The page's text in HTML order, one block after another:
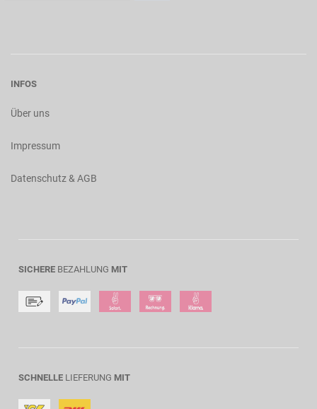
INFOS
Über uns
Impressum
Datenschutz & AGB
SICHERE BEZAHLUNG MIT
SCHNELLE LIEFERUNG MIT